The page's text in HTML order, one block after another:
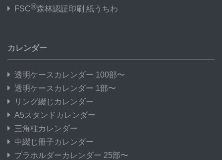
FSC®森林認証印刷 紙うちわ
カレンダー
透明ケースカレンダー 100部〜
透明ケースカレンダー 1部〜
リング綴じカレンダー
A5スタンドカレンダー
三角柱カレンダー
中綴じ冊子カレンダー
プラホルダーカレンダー 25部〜